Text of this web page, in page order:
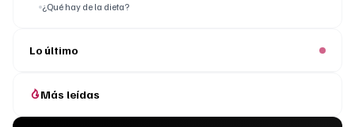
¿Qué hay de la dieta?
Lo último
Más leídas